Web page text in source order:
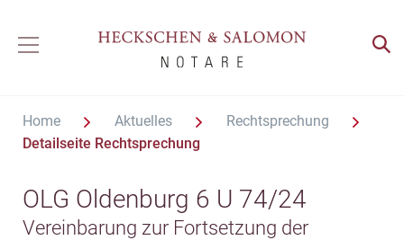
Home Aktuelles
Rechtsprechung
Detailseite Rechtsprechung
OLG Oldenburg 6 U 74/24
Vereinbarung zur Fortsetzung der